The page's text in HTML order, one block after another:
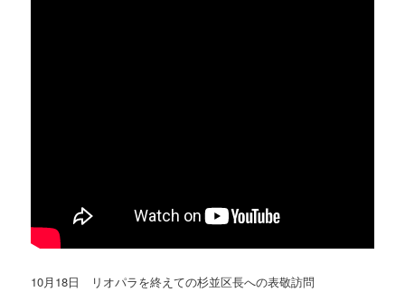
10月18日 リオパラを終えての杉並区長への表敬訪問